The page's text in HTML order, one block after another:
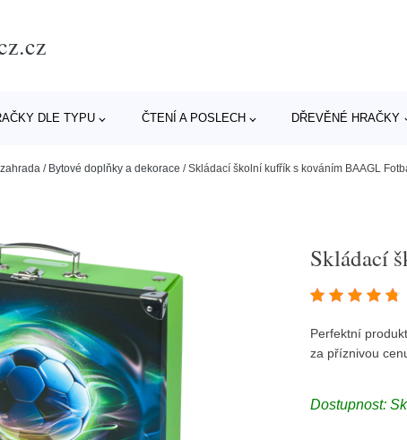
DLE TYPU ČTENÍ A POSLECH DŘEVĚNÉ HRAČKY
/ Bytové doplňky a dekorace /Skládací školní kufřík s kováním BAAGL
Skládací
Perfektní
za příznivou
Dostupnost: